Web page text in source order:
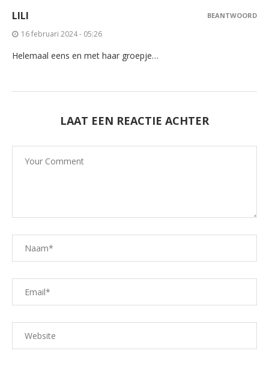
LILI
16 februari 2024 - 05:26
Helemaal eens en met haar groepje…
BEANTWOORD
LAAT EEN REACTIE ACHTER